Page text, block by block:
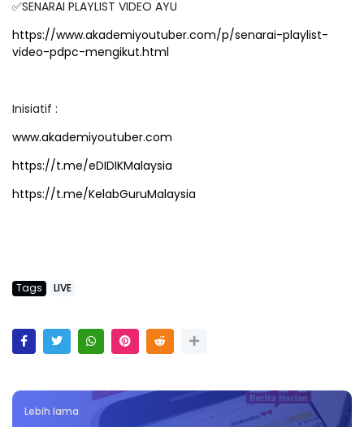
✅SENARAI PLAYLIST VIDEO AYU
https://www.akademiyoutuber.com/p/senarai-playlist-
video-pdpc-mengikut.html
Inisiatif :
www.akademiyoutuber.com
https://t.me/eDIDIKMalaysia
https://t.me/KelabGuruMalaysia
Tags LIVE
Lebih lama